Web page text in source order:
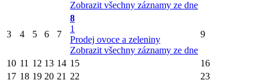
Zobrazit všechny záznamy ze dne
3 4 5 6 7
8
1
Prodej ovoce a zeleniny
Zobrazit všechny záznamy ze dne
9
10 11 12 13 14 15
16
17 18 19 20 21 22
23